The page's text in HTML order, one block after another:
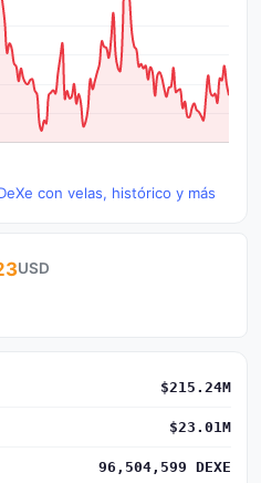
con velas, histórico y más
USD
$215.24M
$23.01M
96,504,599 DEXE